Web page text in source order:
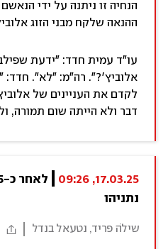
הנחיה זו ניתנה על ידי
ההנאה שלקח מבני הזוג
עו"ד עמית חדד: "ידעת
אלוביץ'?". רה"מ: "לא". חדד:
לקדם את העניינים של
דבר ולא הייתה שום תמורה,
17.03.25, 09:26
נתניהו
שילֹה פריד, נטעאל בנדל